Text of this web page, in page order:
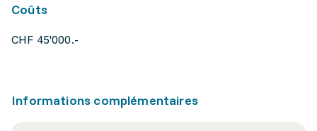
Coûts
CHF 45'000.-
Informations complémentaires